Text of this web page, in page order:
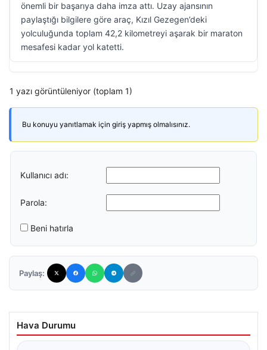
önemli bir başarıya daha imza attı. Uzay ajansının
paylaştığı bilgilere göre araç, Kızıl Gezegen’deki
yolculuğunda toplam 42,2 kilometreyi aşarak bir maraton
mesafesi kadar yol katetti.
1 yazı görüntüleniyor (toplam 1)
Bu konuyu yanıtlamak için giriş yapmış olmalısınız.
Kullanıcı adı:
Parola:
Beni hatırla
Paylaş:
Hava Durumu